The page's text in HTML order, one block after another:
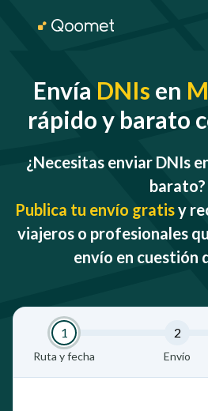
Envía DNIs en
rápido y barato
¿Necesitas enviar DNIs
barato?
Publica tu envío gratisy
viajeros o profesionales
envío en cuestión
1
Ruta y fecha
2
Envío